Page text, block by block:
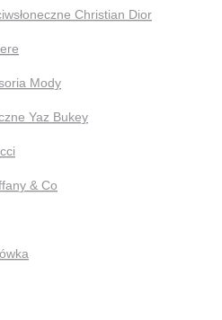
Christian Dior
Mody
Yaz Bukey
& Co